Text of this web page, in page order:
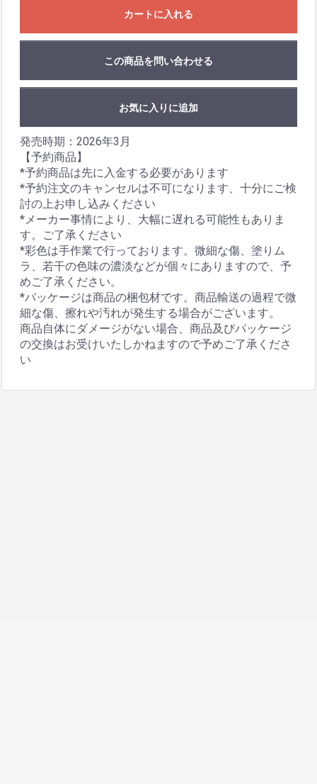
カートに入れる
この商品を問い合わせる
お気に入りに追加
発売時期：2026年3月
【予約商品】
*予約商品は先に入金する必要があります
*予約注文のキャンセルは不可になります、十分にご検
討の上お申し込みください
*メーカー事情により、大幅に遅れる可能性もありま
す。ご了承ください
*彩色は手作業で行っております。微細な傷、塗りム
ラ、若干の色味の濃淡などが個々にありますので、予
めご了承ください。
*パッケージは商品の梱包材です。商品輸送の過程で微
細な傷、擦れや汚れが発生する場合がございます。
商品自体にダメージがない場合、商品及びパッケージ
の交換はお受けいたしかねますので予めご了承くださ
い